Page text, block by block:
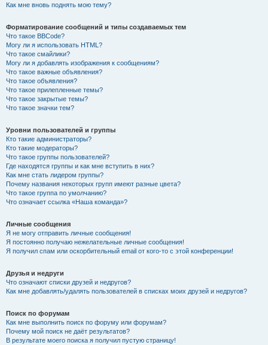
Как мне вновь поднять мою тему?
Форматирование сообщений и типы создаваемых тем
Что такое BBCode?
Могу ли я использовать HTML?
Что такое смайлики?
Могу ли я добавлять изображения к сообщениям?
Что такое важные объявления?
Что такое объявления?
Что такое прилепленные темы?
Что такое закрытые темы?
Что такое значки тем?
Уровни пользователей и группы
Кто такие администраторы?
Кто такие модераторы?
Что такое группы пользователей?
Где находятся группы и как мне вступить в них?
Как мне стать лидером группы?
Почему названия некоторых групп имеют разные цвета?
Что такое группа по умолчанию?
Что означает ссылка «Наша команда»?
Личные сообщения
Я не могу отправить личные сообщения!
Я постоянно получаю нежелательные личные сообщения!
Я получил спам или оскорбительный email от кого-то с этой конференции!
Друзья и недруги
Что означают списки друзей и недругов?
Как мне добавлять/удалять пользователей в списках моих друзей и недругов?
Поиск по форумам
Как мне выполнить поиск по форуму или форумам?
Почему мой поиск не даёт результатов?
В результате моего поиска я получил пустую страницу!